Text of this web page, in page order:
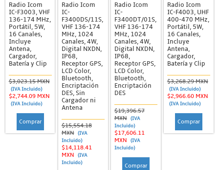
Radio Icom
IC-F3003, VHF
136-174 MHz,
Portátil, 5W,
16 Canales,
Incluye
Antena,
Cargador,
Batería y Clip
$3,023.15 MXN
(IVA Incluido)
$2,744.09 MXN
(IVA Incluido)
Comprar
Radio Icom
IC-
F3400DS/11S,
VHF 136-174
MHz, 1024
Canales, 4W,
Digital NXDN,
IP68,
Receptor GPS,
LCD Color,
Bluetooth,
Encriptación
DES, Sin
Cargador ni
Antena
$15,554.18
MXN
(IVA
Incluido)
$14,118.41
MXN
(IVA
Incluido)
Radio Icom
IC-
F3400DT/01S,
VHF 136-174
MHz, 1024
Canales, 4W,
Digital NXDN,
IP68,
Receptor GPS,
LCD Color,
Bluetooth,
Encriptación
DES
$19,396.57
MXN
(IVA
Incluido)
$17,606.11
MXN
(IVA
Incluido)
Comprar
Radio Icom
IC-F4003, UHF
400-470 MHz,
Portátil, 5W,
16 Canales,
Incluye
Antena,
Cargador,
Batería y Clip
$3,268.29 MXN
(IVA Incluido)
$2,966.60 MXN
(IVA Incluido)
Comprar